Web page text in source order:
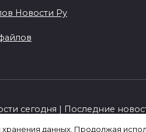
Новости Ру
сегодня | Последние
данных. Продолжая